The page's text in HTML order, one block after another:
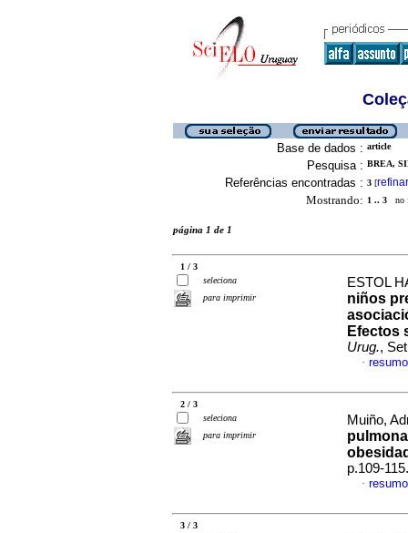
Base de dados : article
Pesquisa : BREA,
Referências encontradas : 3 [refinar
Mostrando: 1 .. 3 no
página 1 de 1
1 / 3
seleciona
para imprimir
ESTOL
niños
Efectos
Urug.,
·
2 / 3
seleciona
para imprimir
Muiño,
p.109-
·
3 / 3